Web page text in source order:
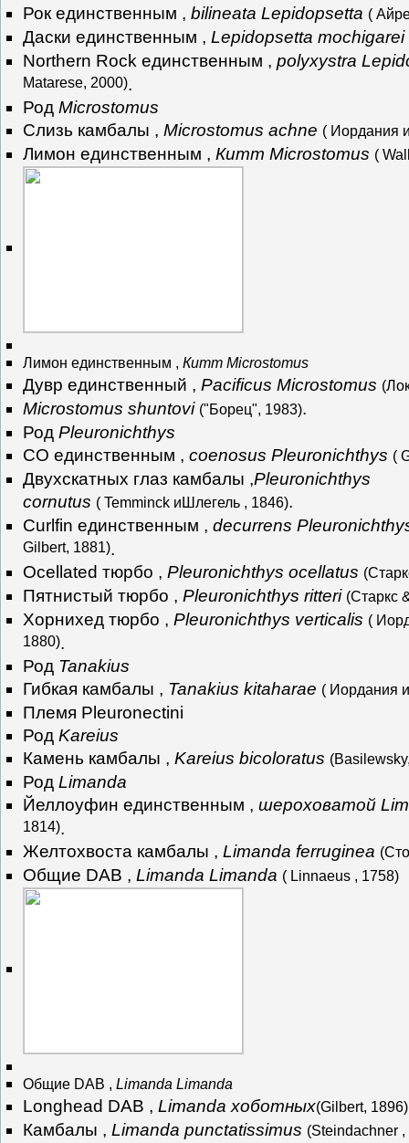
Рок единственным ,bilineata Lepidopsetta (
Даски единственным ,Lepidopsetta mochigarei
Northern Rock единственным ,polyxystra
Matarese, 2000).
РодMicrostomus
Слизь камбалы ,Microstomus achne ( Иордания
Лимон единственным ,Китт Microstomus (
Лимон единственным ,Китт Microstomus
Дувр единственный ,Pacificus Microstomus
Microstomus shuntovi ("Борец", 1983).
РодPleuronichthys
СО единственным ,coenosus Pleuronichthys (
Двухскатных глаз камбалы ,Pleuronichthys
cornutus ( Temminck иШлегель , 1846).
Curlfin единственным ,decurrens
Gilbert, 1881).
Ocellated тюрбо ,Pleuronichthys ocellatus
Пятнистый тюрбо ,Pleuronichthys ritteri (Старкс
Хорнихед тюрбо ,Pleuronichthys verticalis (
1880).
Род Tanakius
Гибкая камбалы , Tanakius kitaharae ( Иордания
Племя Pleuronectini
РодKareius
Камень камбалы ,Kareius bicoloratus
РодLimanda
Йеллоуфин единственным ,шероховатой
1814).
Желтохвоста камбалы ,Limanda ferruginea
Общие DAB ,Limanda Limanda ( Linnaeus , 1758)
Общие DAB ,Limanda Limanda
Longhead DAB ,Limanda хоботных(Gilbert, 1896)
Камбалы ,Limanda punctatissimus (Steindachner ,